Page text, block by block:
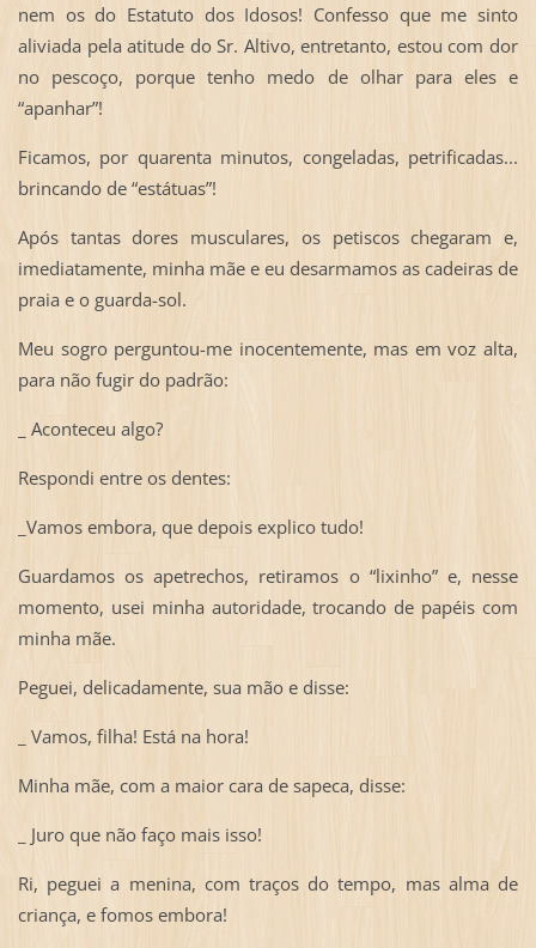
nem os do Estatuto dos Idosos! Confesso que me sinto
aliviada pela atitude do Sr. Altivo, entretanto, estou com dor
no pescoço, porque tenho medo de olhar para eles e
“apanhar”!
Ficamos, por quarenta minutos, congeladas, petrificadas...
brincando de “estátuas”!
Após tantas dores musculares, os petiscos chegaram e,
imediatamente, minha mãe e eu desarmamos as cadeiras de
praia e o guarda-sol.
Meu sogro perguntou-me inocentemente, mas em voz alta,
para não fugir do padrão:
_ Aconteceu algo?
Respondi entre os dentes:
_Vamos embora, que depois explico tudo!
Guardamos os apetrechos, retiramos o “lixinho” e, nesse
momento, usei minha autoridade, trocando de papéis com
minha mãe.
Peguei, delicadamente, sua mão e disse:
_ Vamos, filha! Está na hora!
Minha mãe, com a maior cara de sapeca, disse:
_ Juro que não faço mais isso!
Ri, peguei a menina, com traços do tempo, mas alma de
criança, e fomos embora!